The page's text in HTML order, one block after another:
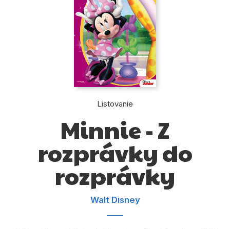
Darčekové publikácie
Doplnkový sortiment
Kalendáre, diáre
Populárno - náučné pre deti
Predškoláci
Výchova a pedagogika
Listovanie
Minnie - Z
rozprávky do
rozprávky
Walt Disney